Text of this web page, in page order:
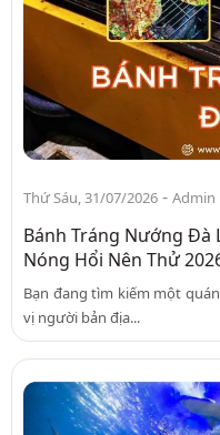
Thứ Sáu, 31/07/2026 - Admin
Bánh Tráng Nướng Đà
Nóng Hổi Nên Thử
Bạn đang tìm kiếm một
vị người bản địa...